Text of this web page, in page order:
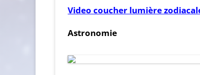
Video coucher lumière
Astronomie